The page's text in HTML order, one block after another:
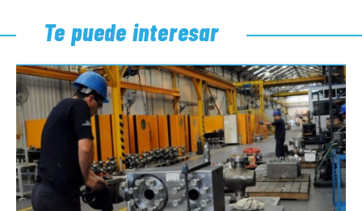
Te puede interesar